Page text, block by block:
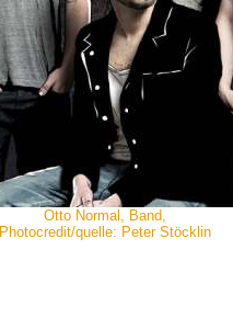
Otto Normal, Band,
Photocredit/quelle: Peter Stöcklin